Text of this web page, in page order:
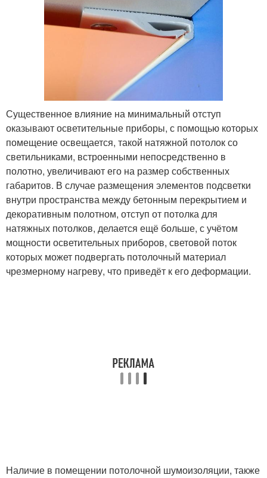
Существенное влияние на минимальный отступ
оказывают осветительные приборы, с помощью которых
помещение освещается, такой натяжной потолок со
светильниками, встроенными непосредственно в
полотно, увеличивают его на размер собственных
габаритов. В случае размещения элементов подсветки
внутри пространства между бетонным перекрытием и
декоративным полотном, отступ от потолка для
натяжных потолков, делается ещё больше, с учётом
мощности осветительных приборов, световой поток
которых может подвергать потолочный материал
чрезмерному нагреву, что приведёт к его деформации.
Наличие в помещении потолочной шумоизоляции, также